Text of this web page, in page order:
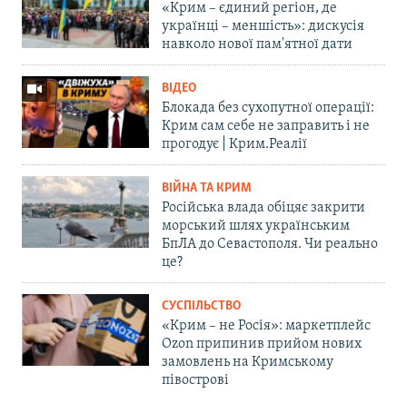
«Крим – єдиний регіон, де
українці – меншість»: дискусія
навколо нової пам'ятної дати
ВІДЕО
Блокада без сухопутної операції:
Крим сам себе не заправить і не
прогодує | Крим.Реалії
ВІЙНА ТА КРИМ
Російська влада обіцяє закрити
морський шлях українським
БпЛА до Севастополя. Чи реально
це?
СУСПІЛЬСТВО
«Крим – не Росія»: маркетплейс
Ozon припинив прийом нових
замовлень на Кримському
півострові